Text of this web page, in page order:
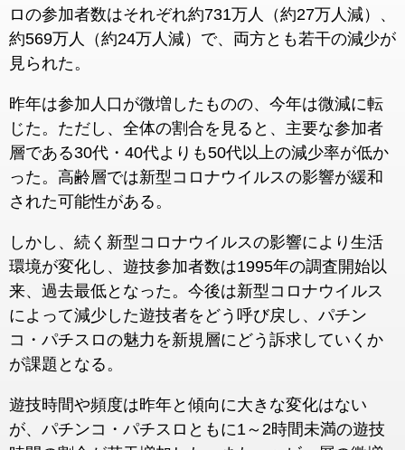
ロの参加者数はそれぞれ約731万人（約27万人減）、
約569万人（約24万人減）で、両方とも若干の減少が
見られた。
昨年は参加人口が微増したものの、今年は微減に転
じた。ただし、全体の割合を見ると、主要な参加者
層である30代・40代よりも50代以上の減少率が低か
った。高齢層では新型コロナウイルスの影響が緩和
された可能性がある。
しかし、続く新型コロナウイルスの影響により生活
環境が変化し、遊技参加者数は1995年の調査開始以
来、過去最低となった。今後は新型コロナウイルス
によって減少した遊技者をどう呼び戻し、パチン
コ・パチスロの魅力を新規層にどう訴求していくか
が課題となる。
遊技時間や頻度は昨年と傾向に大きな変化はない
が、パチンコ・パチスロともに1～2時間未満の遊技